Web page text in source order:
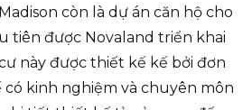
còn là dự án căn hộ cho
tiên được Novaland triển khai
này được thiết kế kế bởi đơn
có kinh nghiệm và chuyên môn